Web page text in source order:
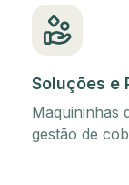
Soluções e
Maquininhas
gestão de